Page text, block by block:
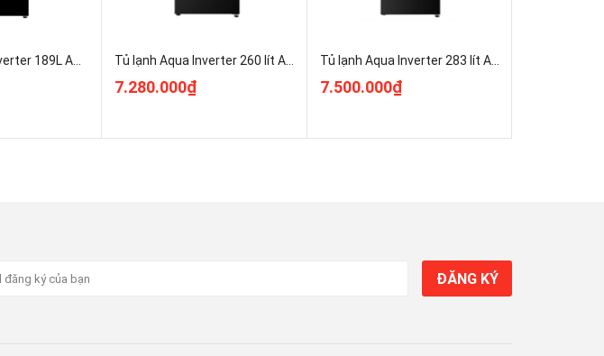
Tủ lạnh Aqua Inverter 189L AQR-T225FA(LB) Chính Hãng Giá Rẻ Tủ lạnh Aqua Inverter 260 lít AQR-B310MA(FB)
7.280.000₫
Tủ lạnh Aqua Inverter 283 lít AQR-T305FA(WLB) Chính Hãng
7.500.000₫
ĐĂNG KÝ